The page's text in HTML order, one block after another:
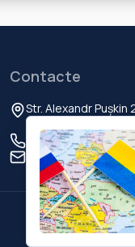
Contacte
Str. Alexandr Pușkin
Chisinau, MD-2012,
+373 60 103 111
Privacy Policy